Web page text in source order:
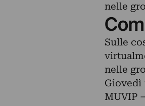
nelle
Sulle
nelle
Giovedì
MUVIP